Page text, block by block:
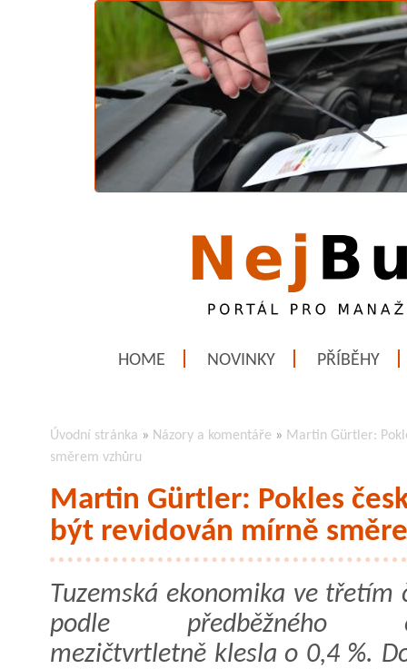
HOME NOVINKY PŘÍBĚHY
Úvodní stránka » Názory a komentáře » Martin Gürtler:
směrem vzhůru
Martin Gürtler: Pokles
být revidován mírně
Tuzemská ekonomika ve třetím
podle předběžného
mezičtvrtletně klesla o 0,4 %.